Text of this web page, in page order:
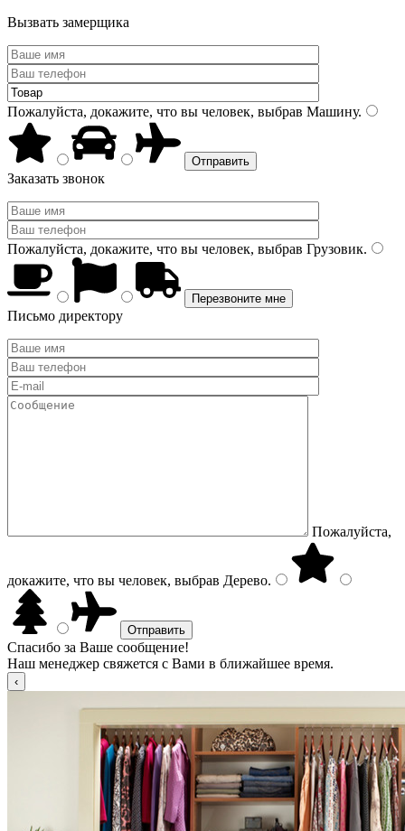
Вызвать замерщика
Пожалуйста, докажите, что вы человек, выбрав Машину.
Заказать звонок
Пожалуйста, докажите, что вы человек, выбрав Грузовик.
Письмо директору
Пожалуйста,
докажите, что вы человек, выбрав Дерево.
Спасибо за Ваше сообщение!
Наш менеджер свяжется с Вами в ближайшее время.